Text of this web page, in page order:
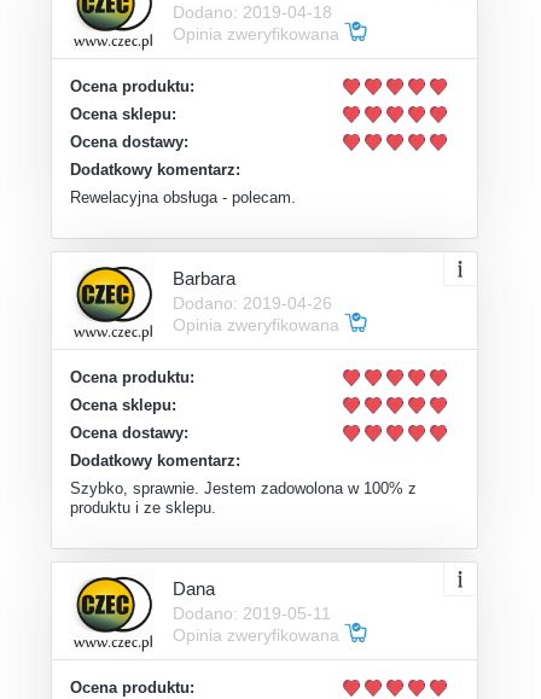
Dodano: 2019-04-18
Opinia zweryfikowana
Ocena produktu:
Ocena sklepu:
Ocena dostawy:
Dodatkowy komentarz:
Rewelacyjna obsługa - polecam.
Barbara
Dodano: 2019-04-26
Opinia zweryfikowana
Ocena produktu:
Ocena sklepu:
Ocena dostawy:
Dodatkowy komentarz:
Szybko, sprawnie. Jestem zadowolona w 100% z
produktu i ze sklepu.
Dana
Dodano: 2019-05-11
Opinia zweryfikowana
Ocena produktu: